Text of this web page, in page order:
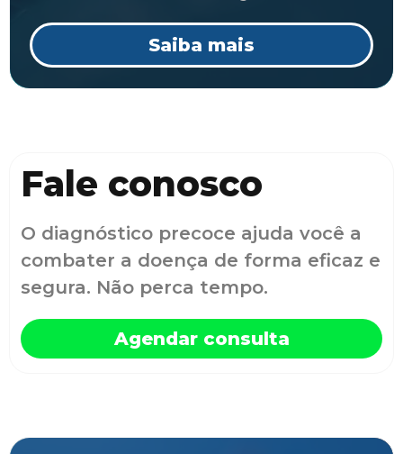
Saiba mais
Fale conosco
O diagnóstico precoce ajuda você a
combater a doença de forma eficaz e
segura. Não perca tempo.
Agendar consulta